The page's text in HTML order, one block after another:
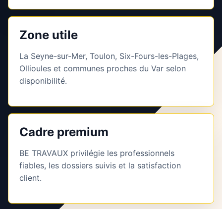
Zone utile
La Seyne-sur-Mer, Toulon, Six-Fours-les-Plages,
Ollioules et communes proches du Var selon
disponibilité.
Cadre premium
BE TRAVAUX privilégie les professionnels
fiables, les dossiers suivis et la satisfaction
client.